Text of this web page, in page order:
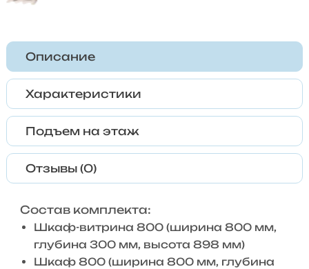
Описание
Характеристики
Подъем на этаж
Отзывы (0)
Состав комплекта:
Шкаф-витрина 800 (ширина 800 мм,
глубина 300 мм, высота 898 мм)
Шкаф 800 (ширина 800 мм, глубина